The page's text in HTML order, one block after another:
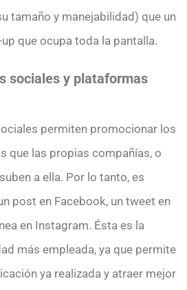
tamaño y manejabilidad) que un
que ocupa toda la pantalla.
sociales y plataformas
permiten promocionar los
que las propias compañías, o
a ella. Por lo tanto, es
post en Facebook, un tweet en
en Instagram. Ésta es la
más empleada, ya que permite
ya realizada y atraer mejor